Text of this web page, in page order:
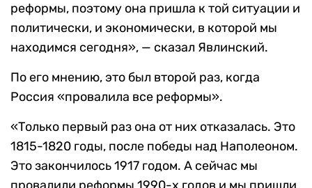
реформы, поэтому она пришла к той ситуации и
политически, и экономически, в которой мы
находимся сегодня», — сказал Явлинский.
По его мнению, это был второй раз, когда
Россия «провалила все реформы».
«Только первый раз она от них отказалась. Это
1815-1820 годы, после победы над Наполеоном.
Это закончилось 1917 годом. А сейчас мы